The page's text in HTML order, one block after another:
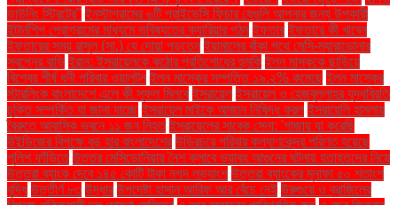
ডাউনিং স্ট্রিটের" ইনস্টাগ্রামের ৬টি প্রাইভেসি ফিচার যেগুলি আপনার জন্য উপকারী
ইন্টার্নশিপ প্রোগ্রামের মাধ্যমে ভবিষ্যতের ক্যারিয়ার গঠন ইফতার ইফতারে কী খাবেন
ইফতারের সময় রাসুল (সা.) যে দোয়া পড়তেন ইয়ামালের বাঁকা পথে মেসি-ম্যারাডোনার
স্বপ্নের বাড়ি ইরান: ইসরায়েলকে কঠোর প্রতিশোধের হুমকি ইলন মাস্ককে ছাড়িয়ে
বিশ্বের শীর্ষ ধনী পরিবার ওয়ালটন ইলন মাস্কের সম্পত্তি ১৯.২% কমেছে ইলন মাস্কের
স্টারলিংক বাংলাদেশে এলে কী সুফল মিলবে ইসরায়েল ইসরায়েল ও হেজবুল্লাহর যুদ্ধবিরতি
চুক্তি সম্পর্কিত যা জানা যাচ্ছে ইসরায়েল মাইকে আজান নিষিদ্ধ করল ইসরায়েলি হামলায়
বৈরুতে আবাসিক ভবনে ১১ জন নিহত ইসরায়েলের সাবেক সেনা: 'গাজায় যা করেছি
উইন্ডিজের বিপক্ষে বড় হার বাংলাদেশের উড়িরচরে পরিবার কল্যাণকেন্দ্র পরিণত হয়েছে
পুলিশ ফাঁড়িতে উত্তর মেসিডোনিয়ায় নৈশ ক্লাবে ভয়াবহ আগুনের ঘটনায় হতাহতদের নিয়ে
উত্তরা ব্যাংক দেবে ১৪৫ কোটি টাকা নগদ লভ্যাংশ উত্তরা ব্যাংকের মুনাফা ৫০ শতাংশ
বৃদ্ধি উত্তীর্ণ ৮৩ উদ্ধার উপদেষ্টা হাসান আরিফ আর বেঁচে নেই উরুগুয়ে ও ব্রাজিলের